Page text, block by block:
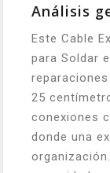
Análisis
Este Cable
para Soldar
25
conexiones
donde una